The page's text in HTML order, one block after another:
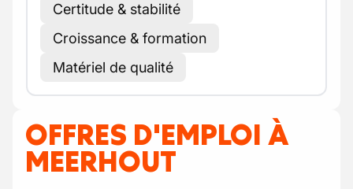
Certitude & stabilité
Croissance & formation
Matériel de qualité
OFFRES D'EMPLOI À
MEERHOUT